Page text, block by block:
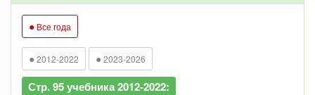
● Все года
● 2012-2022 ● 2023-2026
Стр. 95 учебника 2012-2022: